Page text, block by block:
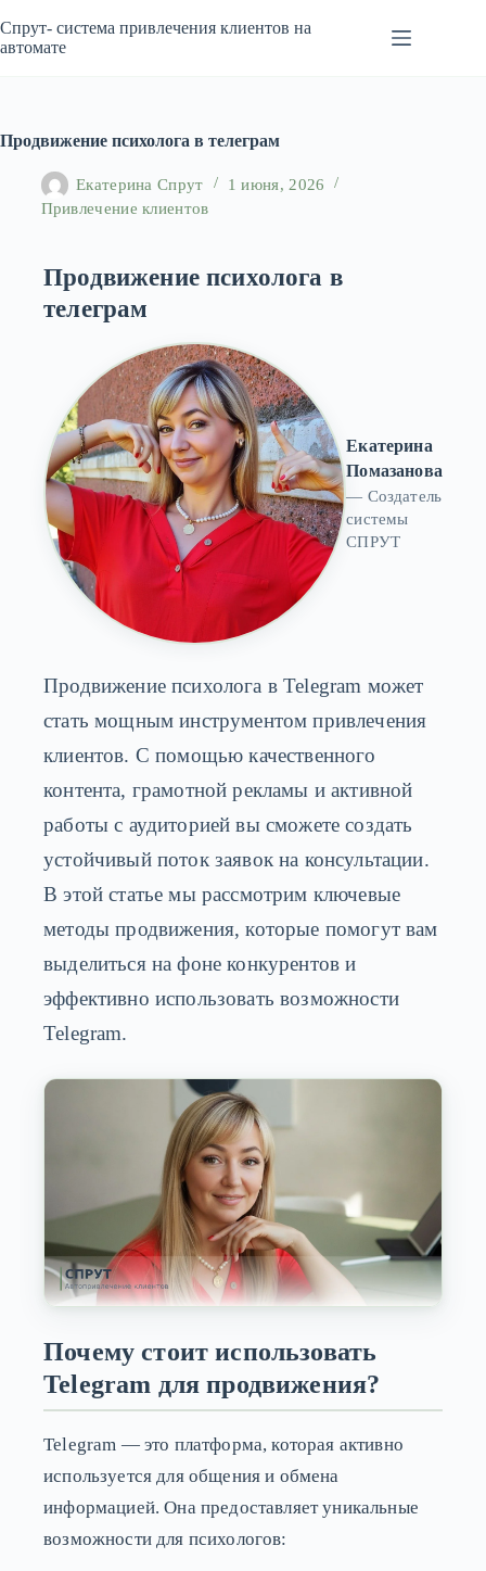
к
сути
Спрут- система привлечения клиентов на
автомате
Продвижение психолога в телеграм
Екатерина Спрут
1 июня, 2026
Привлечение клиентов
Продвижение психолога в
телеграм
Екатерина
Помазанова
— Создатель
системы
СПРУТ
Продвижение психолога в Telegram может
стать мощным инструментом привлечения
клиентов. С помощью качественного
контента, грамотной рекламы и активной
работы с аудиторией вы сможете создать
устойчивый поток заявок на консультации.
В этой статье мы рассмотрим ключевые
методы продвижения, которые помогут вам
выделиться на фоне конкурентов и
эффективно использовать возможности
Telegram.
Почему стоит использовать
Telegram для продвижения?
Telegram — это платформа, которая активно
используется для общения и обмена
информацией. Она предоставляет уникальные
возможности для психологов: